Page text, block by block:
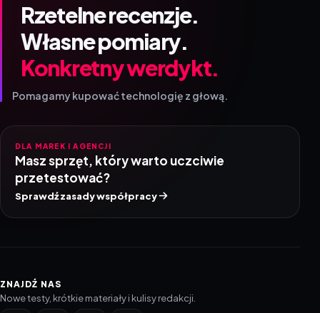
Rzetelne recenzje.
Własne pomiary.
Konkretny werdykt.
Pomagamy kupować technologię z głową.
DLA MAREK I AGENCJI
Masz sprzęt, który warto uczciwie
przetestować?
Sprawdź zasady współpracy
ZNAJDŹ NAS
Nowe testy, krótkie materiały i kulisy redakcji.